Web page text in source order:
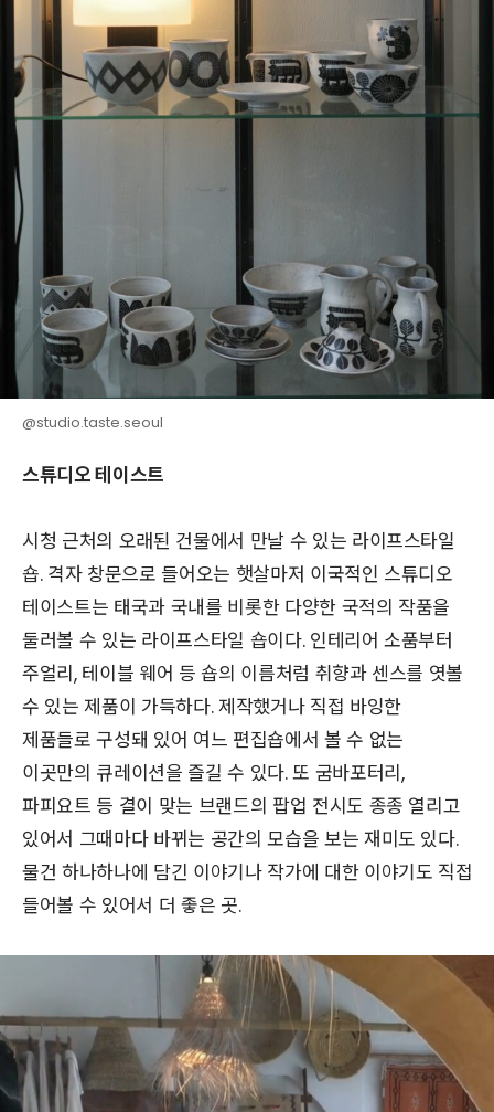
@studio.taste.seoul
스튜디오 테이스트
시청 근처의 오래된 건물에서 만날 수 있는 라이프스타일
숍. 격자 창문으로 들어오는 햇살마저 이국적인 스튜디오
테이스트는 태국과 국내를 비롯한 다양한 국적의 작품을
둘러볼 수 있는 라이프스타일 숍이다. 인테리어 소품부터
주얼리, 테이블 웨어 등 숍의 이름처럼 취향과 센스를 엿볼
수 있는 제품이 가득하다. 제작했거나 직접 바잉한
제품들로 구성돼 있어 여느 편집숍에서 볼 수 없는
이곳만의 큐레이션을 즐길 수 있다. 또 굼바포터리,
파피요트 등 결이 맞는 브랜드의 팝업 전시도 종종 열리고
있어서 그때마다 바뀌는 공간의 모습을 보는 재미도 있다.
물건 하나하나에 담긴 이야기나 작가에 대한 이야기도 직접
들어볼 수 있어서 더 좋은 곳.